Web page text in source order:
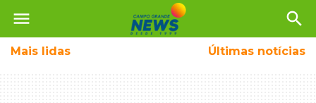
menu search
Mais lidas Últimas notícias